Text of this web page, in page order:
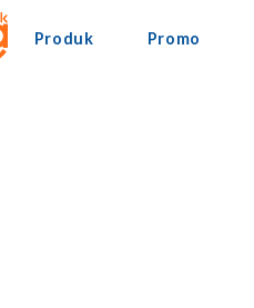
Produk Promo